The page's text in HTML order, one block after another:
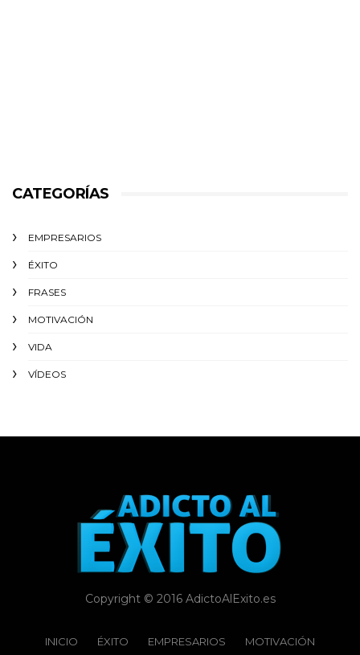
CATEGORÍAS
EMPRESARIOS
ÉXITO‬
FRASES
MOTIVACIÓN
VIDA
VÍDEOS
Copyright © 2016 AdictoAlExito.es
INICIO ÉXITO‬ EMPRESARIOS MOTIVACIÓN